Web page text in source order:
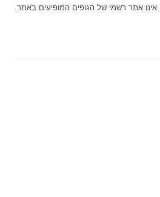
אינו אתר רשמי של הגופים המופיעים באתר.